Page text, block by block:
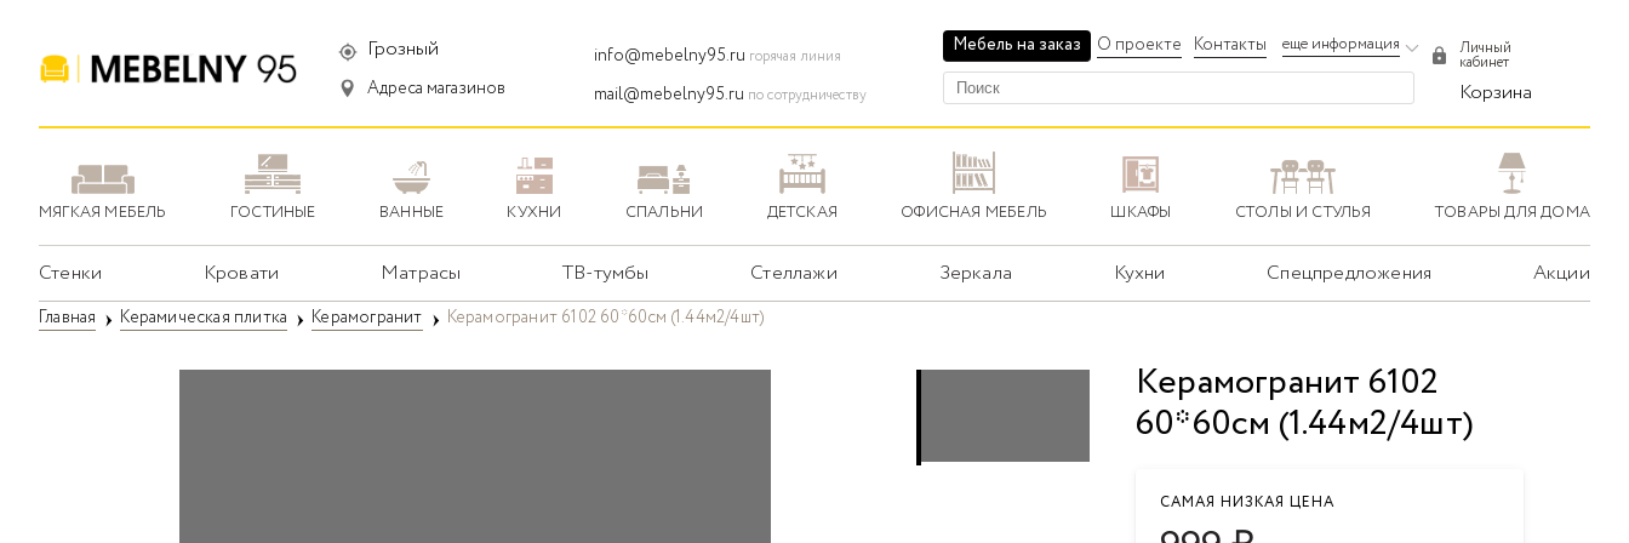
Грозный
Адреса магазинов
info@mebelny95.ru горячая линия
mail@mebelny95.ru по сотрудничеству
Мебель на заказ О проекте Контакты еще информация Личный
кабинет
Корзина
МЯГКАЯ МЕБЕЛЬ ГОСТИНЫЕ ВАННЫЕ КУХНИ СПАЛЬНИ ДЕТСКАЯ ОФИСНАЯ МЕБЕЛЬ ШКАФЫ СТОЛЫ И СТУЛЬЯ ТОВАРЫ ДЛЯ ДОМА
Стенки Кровати Матрасы ТВ-тумбы Стеллажи Зеркала Кухни Спецпредложения Акции
Главная Керамическая плитка Керамогранит Керамогранит 6102 60*60см (1.44м2/4шт)
Керамогранит 6102
60*60см (1.44м2/4шт)
САМАЯ НИЗКАЯ ЦЕНА